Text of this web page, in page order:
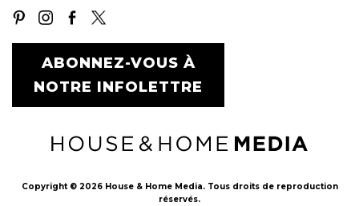
ABONNEZ-VOUS À
NOTRE INFOLETTRE
Copyright © 2026 House & Home Media. Tous droits de reproduction
réservés.